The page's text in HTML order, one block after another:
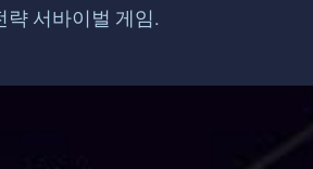
략 서바이벌 게임.